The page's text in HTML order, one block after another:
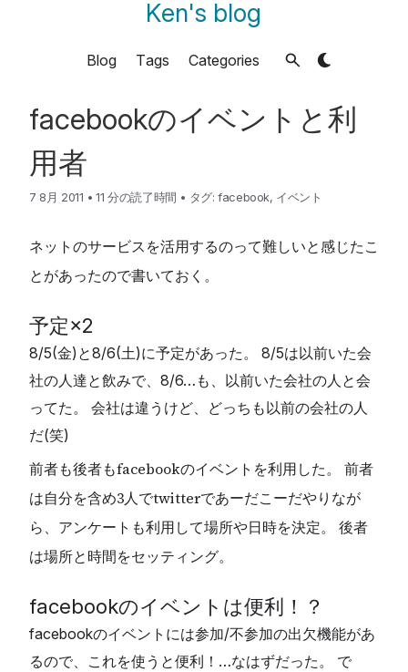
Ken's blog
Blog Tags Categories
facebookのイベントと利
用者
7 8月 2011 • 11 分の読了時間 • タグ:facebook, イベント
ネットのサービスを活用するのって難しいと感じたこ
とがあったので書いておく。
予定×2
8/5(金)と8/6(土)に予定があった。 8/5は以前いた会
社の人達と飲みで、8/6…も、以前いた会社の人と会
ってた。 会社は違うけど、どっちも以前の会社の人
だ(笑)
前者も後者もfacebookのイベントを利用した。 前者
は自分を含め3人でtwitterであーだこーだやりなが
ら、アンケートも利用して場所や日時を決定。 後者
は場所と時間をセッティング。
facebookのイベントは便利！？
facebookのイベントには参加/不参加の出欠機能があ
るので、これを使うと便利！…なはずだった。 で